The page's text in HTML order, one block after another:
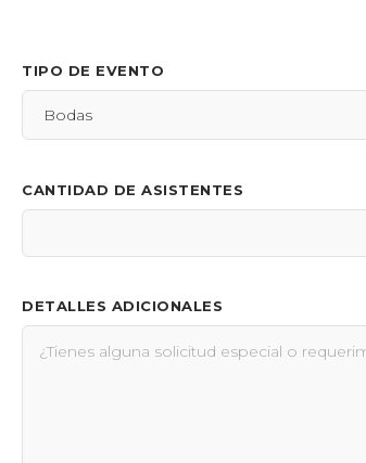
TIPO DE EVENTO
CANTIDAD DE ASISTENTES
DETALLES ADICIONALES